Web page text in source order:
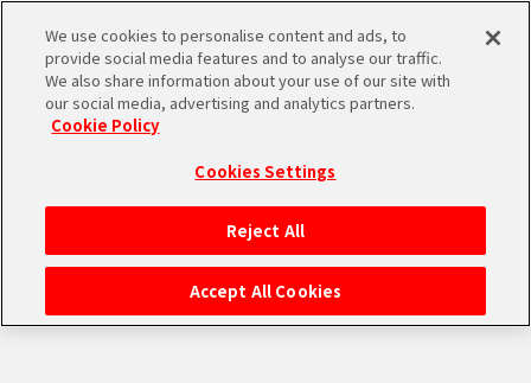
MEN
ACCUEIL
NEWS
Résultats de la
recherche:
「BANPRESTO」
We use cookies to personalise content and ads, to
provide social media features and to analyse our traffic.
We also share information about your use of our site with
our social media, advertising and analytics partners.
Cookie Policy
Cookies Settings
Reject All
Accept All Cookies